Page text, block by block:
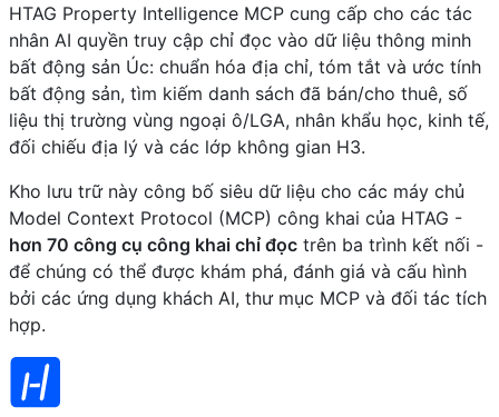
HTAG Property Intelligence MCP cung cấp cho các tác
nhân AI quyền truy cập chỉ đọc vào dữ liệu thông minh
bất động sản Úc: chuẩn hóa địa chỉ, tóm tắt và ước tính
bất động sản, tìm kiếm danh sách đã bán/cho thuê, số
liệu thị trường vùng ngoại ô/LGA, nhân khẩu học, kinh tế,
đối chiếu địa lý và các lớp không gian H3.
Kho lưu trữ này công bố siêu dữ liệu cho các máy chủ
Model Context Protocol (MCP) công khai của HTAG -
hơn 70 công cụ công khai chỉ đọc trên ba trình kết nối -
để chúng có thể được khám phá, đánh giá và cấu hình
bởi các ứng dụng khách AI, thư mục MCP và đối tác tích
hợp.